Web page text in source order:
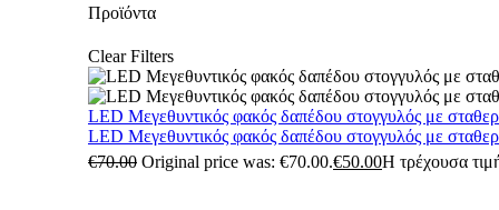
Προϊόντα
Clear Filters
LED Μεγεθυντικός φακός δαπέδου στογγυλός με
LED Μεγεθυντικός φακός δαπέδου στογγυλός με
€70.00 Original price was: €70.00.€50.00Η τρέχουσα